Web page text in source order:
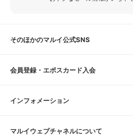
そのほかのマルイ公式SNS
会員登録・エポスカード入会
インフォメーション
マルイウェブチャネルについて